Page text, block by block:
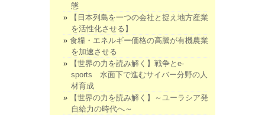
態
【日本列島を一つの会社と捉え地方産業
を活性化させる】
食糧・エネルギー価格の高騰が有機農業
を加速させる
【世界の力を読み解く】戦争とe-
sports 水面下で進むサイバー分野の人
材育成
【世界の力を読み解く】～ユーラシア発
自給力の時代へ～